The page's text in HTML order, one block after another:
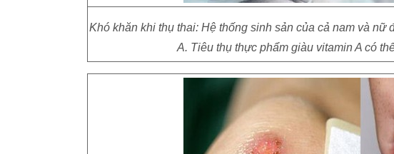
Khó khăn khi thụ thai: Hệ thống sinh sản của cả nam và nữ
A. Tiêu thụ thực phẩm giàu vitamin A có